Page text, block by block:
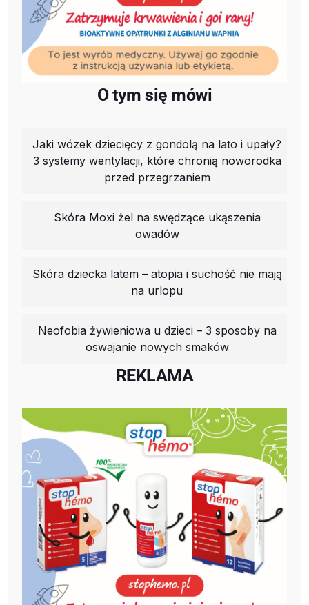
O tym się mówi
Jaki wózek dziecięcy z gondolą na lato i upały?
3 systemy wentylacji, które chronią noworodka
przed przegrzaniem
Skóra Moxi żel na swędzące ukąszenia
owadów
Skóra dziecka latem – atopia i suchość nie mają
na urlopu
Neofobia żywieniowa u dzieci – 3 sposoby na
oswajanie nowych smaków
REKLAMA